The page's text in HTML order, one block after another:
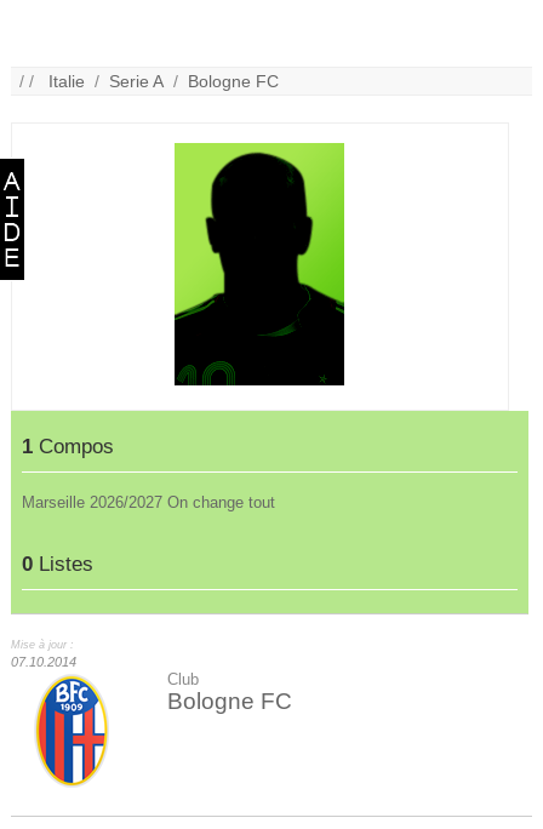
/ / Italie / Serie A / Bologne FC
1 Compos
Marseille 2026/2027 On change tout
0 Listes
Mise à jour :
07.10.2014
Club
Bologne FC